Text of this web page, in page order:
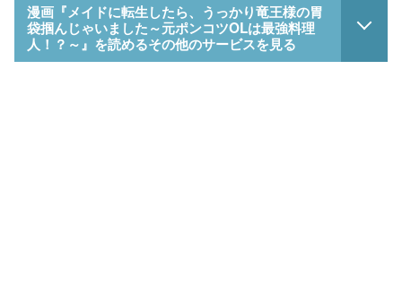
漫画『メイドに転生したら、うっかり竜王様の胃
袋掴んじゃいました～元ポンコツOLは最強料理
人！？～』を読めるその他のサービスを見る